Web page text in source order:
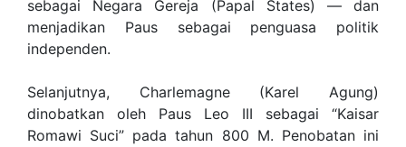
sebagai Negara Gereja (Papal States) — dan
menjadikan Paus sebagai penguasa politik
independen.
Selanjutnya, Charlemagne (Karel Agung)
dinobatkan oleh Paus Leo III sebagai “Kaisar
Romawi Suci” pada tahun 800 M. Penobatan ini